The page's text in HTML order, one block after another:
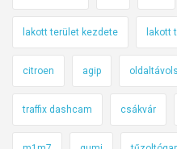
lakott terület kezdete lakott
citroen agip
traffix dashcam csákvár